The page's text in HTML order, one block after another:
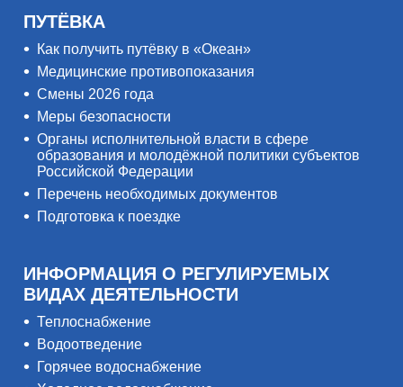
ПУТЁВКА
Как получить путёвку в «Океан»
Медицинские противопоказания
Смены 2026 года
Меры безопасности
Органы исполнительной власти в сфере
образования и молодёжной политики субъектов
Российской Федерации
Перечень необходимых документов
Подготовка к поездке
ИНФОРМАЦИЯ О РЕГУЛИРУЕМЫХ
ВИДАХ ДЕЯТЕЛЬНОСТИ
Теплоснабжение
Водоотведение
Горячее водоснабжение